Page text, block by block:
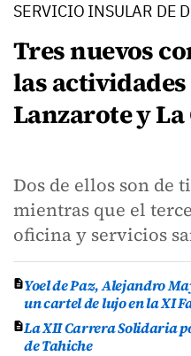
SERVICIO INSULAR DE
Tres nuevos
las
Lanzarote y
Dos de ellos son de
mientras que el
oficina y servicios
Yoel de Paz, Alejandro
un cartel de lujo en la XI
La XII Carrera Solidaria
de Tahiche